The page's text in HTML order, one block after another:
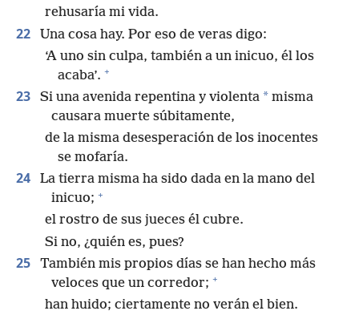
rehusaría mi vida.
22
Una cosa hay. Por eso de veras digo:
‘A uno sin culpa, también a un inicuo, él los
acaba’. +
23 Si una avenida repentina y violenta * misma
causara muerte súbitamente,
de la misma desesperación de los inocentes
se mofaría.
24
La tierra misma ha sido dada en la mano del
inicuo; +
el rostro de sus jueces él cubre.
Si no, ¿quién es, pues?
25
También mis propios días se han hecho más
veloces que un corredor; +
han huido; ciertamente no verán el bien.